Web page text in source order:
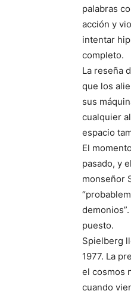
palabras
acción y
intentar
completo.
La reseña
que los
sus
cualquier
espacio
El
pasado, y
monseñor
puesto.
Spielberg
1977. La
el cosmos
cuando